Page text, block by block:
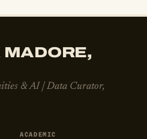
MADORE,
& AI | Data Curator,
ACADEMIC